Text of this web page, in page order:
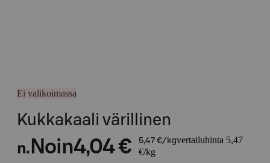
Ei valikoimassa
Kukkakaali värillinen
n. Noin4,04 € 5,47 €/kgvertailuhinta 5,47
€/kg